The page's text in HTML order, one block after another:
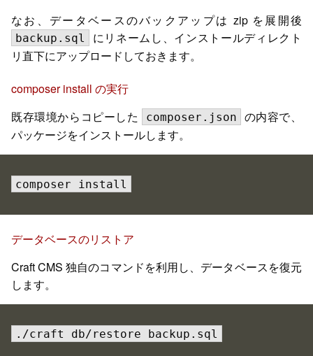
なお、データベースのバックアップは zip を展開後
backup.sql
にリネームし、インストールディレクト
リ直下にアップロードしておきます。
composer install の実行
既存環境からコピーした
composer.json
の内容で、
パッケージをインストールします。
composer install
データベースのリストア
Craft CMS 独自のコマンドを利用し、データベースを復元
します。
./craft db/restore backup.sql